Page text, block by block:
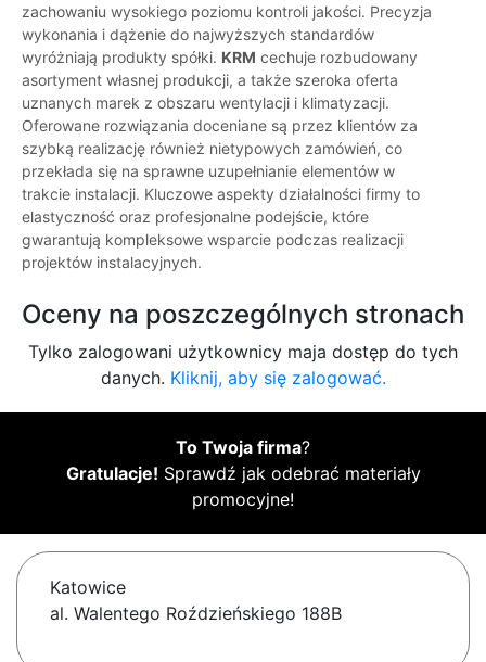
zachowaniu wysokiego poziomu kontroli jakości. Precyzja
wykonania i dążenie do najwyższych standardów
wyróżniają produkty spółki. KRM cechuje rozbudowany
asortyment własnej produkcji, a także szeroka oferta
uznanych marek z obszaru wentylacji i klimatyzacji.
Oferowane rozwiązania doceniane są przez klientów za
szybką realizację również nietypowych zamówień, co
przekłada się na sprawne uzupełnianie elementów w
trakcie instalacji. Kluczowe aspekty działalności firmy to
elastyczność oraz profesjonalne podejście, które
gwarantują kompleksowe wsparcie podczas realizacji
projektów instalacyjnych.
Oceny na poszczególnych stronach
Tylko zalogowani użytkownicy maja dostęp do tych
danych. Kliknij, aby się zalogować.
To Twoja firma?
Gratulacje! Sprawdź jak odebrać materiały
promocyjne!
Katowice
al. Walentego Roździeńskiego 188B